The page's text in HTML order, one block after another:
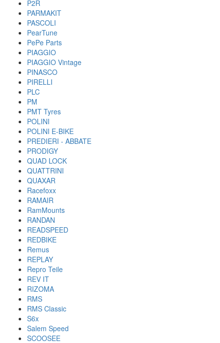
P2R
PARMAKIT
PASCOLI
PearTune
PePe Parts
PIAGGIO
PIAGGIO Vintage
PINASCO
PIRELLI
PLC
PM
PMT Tyres
POLINI
POLINI E-BIKE
PREDIERI - ABBATE
PRODIGY
QUAD LOCK
QUATTRINI
QUAXAR
Racefoxx
RAMAIR
RamMounts
RANDAN
READSPEED
REDBIKE
Remus
REPLAY
Repro Teile
REV IT
RIZOMA
RMS
RMS Classic
S6x
Salem Speed
SCOOSEE